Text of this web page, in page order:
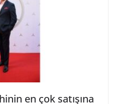
en çok satışına